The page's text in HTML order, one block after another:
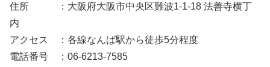
住所 ：大阪府大阪市中央区難波1-1-18 法善寺横丁
内
アクセス ：各線なんば駅から徒歩5分程度
電話番号 ：06-6213-7585